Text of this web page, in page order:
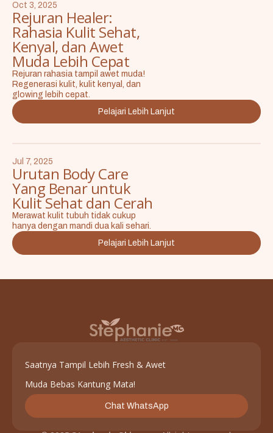
Oct 3, 2025
Rejuran Healer:
Rahasia Kulit Sehat,
Kenyal, dan Awet
Muda Lebih Cepat
Rejuran rahasia tampil awet muda!
Regenerasi kulit, kulit kenyal, dan
glowing lebih cepat.
Pelajari Lebih Lanjut
Jul 7, 2025
Urutan Body Care
Yang Benar untuk
Kulit Sehat dan Cerah
Merawat kulit tubuh tidak cukup
hanya dengan mandi dua kali sehari.
Pelajari Lebih Lanjut
Saatnya Tampil Lebih Fresh & Awet
Muda Bebas Kantung Mata!
Chat WhatsApp